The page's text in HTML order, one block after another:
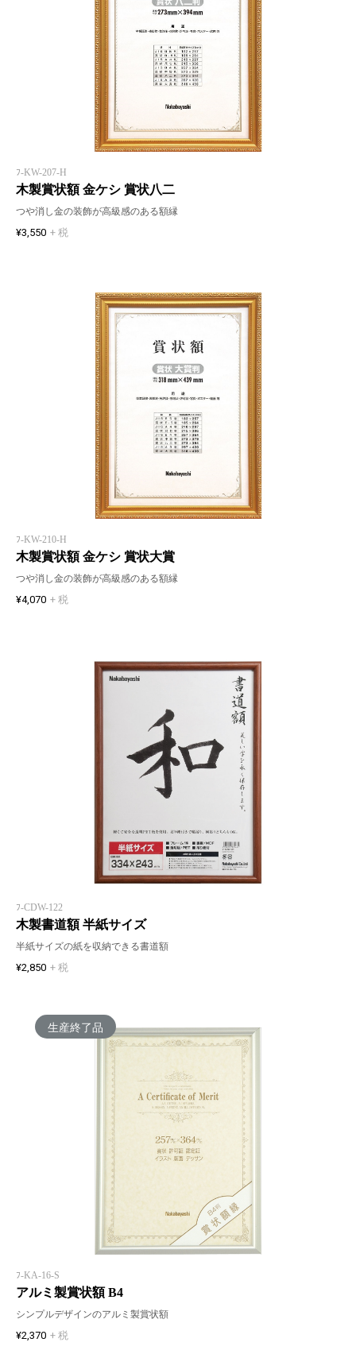
ﾌ-KW-207-H
木製賞状額 金ケシ 賞状八二
つや消し金の装飾が高級感のある額縁
¥3,550 + 税
ﾌ-KW-210-H
木製賞状額 金ケシ 賞状大賞
つや消し金の装飾が高級感のある額縁
¥4,070 + 税
ﾌ-CDW-122
木製書道額 半紙サイズ
半紙サイズの紙を収納できる書道額
¥2,850 + 税
生産終了品
ﾌ-KA-16-S
アルミ製賞状額 B4
シンプルデザインのアルミ製賞状額
¥2,370 + 税